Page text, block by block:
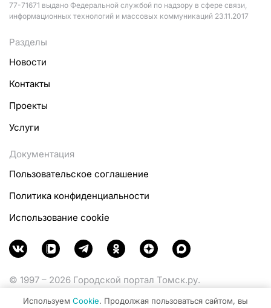
77-71671 выдано Федеральной службой по надзору в сфере связи,
информационных технологий и массовых коммуникаций 23.11.2017
Разделы
Новости
Контакты
Проекты
Услуги
Документация
Пользовательское соглашение
Политика конфиденциальности
Использование cookie
© 1997 – 2026 Городской портал Томск.ру.
Министерства цифрового развития, связи и массовых
Используем Cookie. Продолжая пользоваться сайтом, вы